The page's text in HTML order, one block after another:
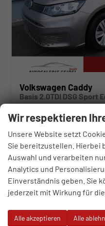
Volkswagen Caddy
Basis 2.0TDI DSG Sport
sofort lieferbar Fahrzeug mit
110158
Kraftstoff Diesel
Leistung 90 kW (122 PS)
01.03.2026
35.280,– €
incl. 19% MwSt.
CO -Klasse:E
CO2-Emissionen:150,00
Wir respektieren
Unsere Website setzt
Sie bereitzustellen. Hierbei
Auswahl und verarbeiten
Analytics und
Einverständnis geben. Sie
jederzeit mit Wirkung für
Alle akzeptieren Alle